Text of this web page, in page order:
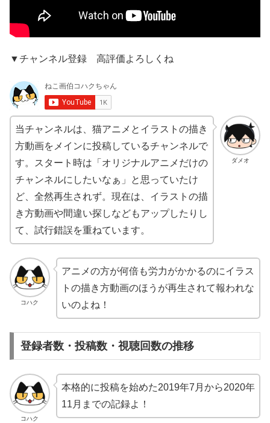
▼チャンネル登録 高評価よろしくね
ダメオ
当チャンネルは、猫アニメとイラストの描き
方動画をメインに投稿しているチャンネルで
す。スタート時は「オリジナルアニメだけの
チャンネルにしたいなぁ」と思っていたけ
ど、全然再生されず。現在は、イラストの描
き方動画や間違い探しなどもアップしたりし
て、試行錯誤を重ねています。
コハク
アニメの方が何倍も労力がかかるのにイラス
トの描き方動画のほうが再生されて報われな
いのよね！
登録者数・投稿数・視聴回数の推移
コハク
本格的に投稿を始めた2019年7月から2020年
11月までの記録よ！